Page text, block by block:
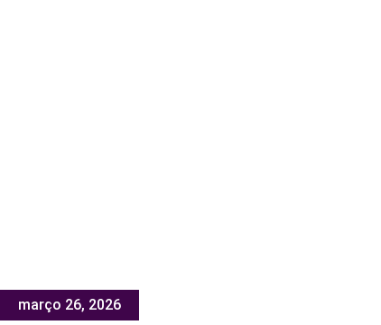
março 26, 2026